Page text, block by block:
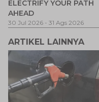
ELECTRIFY YOUR PATH
AHEAD
30 Jul 2026 - 31 Ags 2026
ARTIKEL LAINNYA